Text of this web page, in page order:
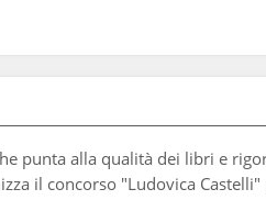
punta alla qualità dei libri e
il concorso "Ludovica